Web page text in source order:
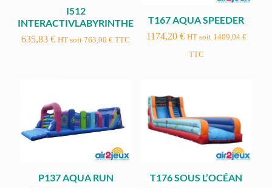
I512
INTERACTIVLABYRINTHE
635,83€ HT soit763,00€ TTC
T167 AQUA SPEEDER
1174,20 € HT soit 1409,04 €
TTC
P137 AQUA RUN T176 SOUS L’OCÉAN